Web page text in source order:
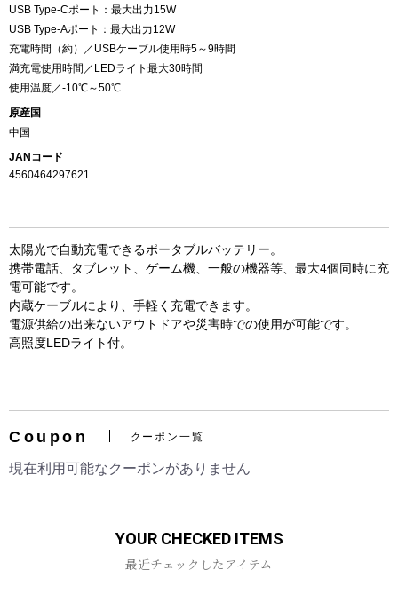
USB Type-Cポート：最大出力15W
USB Type-Aポート：最大出力12W
充電時間（約）／USBケーブル使用時5～9時間
満充電使用時間／LEDライト最大30時間
使用温度／-10℃～50℃
原産国
中国
JANコード
4560464297621
太陽光で自動充電できるポータブルバッテリー。
携帯電話、タブレット、ゲーム機、一般の機器等、最大4個同時に充
電可能です。
内蔵ケーブルにより、手軽く充電できます。
電源供給の出来ないアウトドアや災害時での使用が可能です。
高照度LEDライト付。
Coupon クーポン一覧
現在利用可能なクーポンがありません
YOUR CHECKED ITEMS
最近チェックしたアイテム